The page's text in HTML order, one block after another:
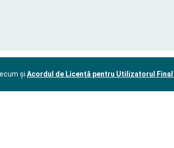
și Acordul de Licență pentru Utilizatorul Final